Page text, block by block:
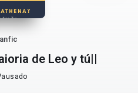
de Leo y tú||